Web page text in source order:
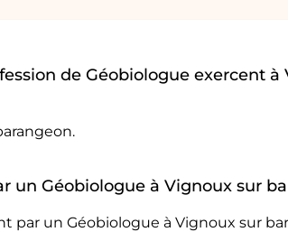
de Géobiologue exercent à
un Géobiologue à Vignoux sur
par un Géobiologue à Vignoux sur